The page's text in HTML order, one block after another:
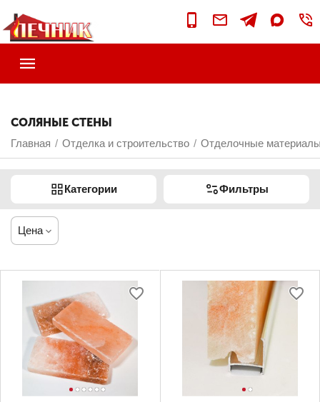
СОЛЯНЫЕ СТЕНЫ
Главная / Отделка и строительство / Отделочные
Категории Фильтры
Цена